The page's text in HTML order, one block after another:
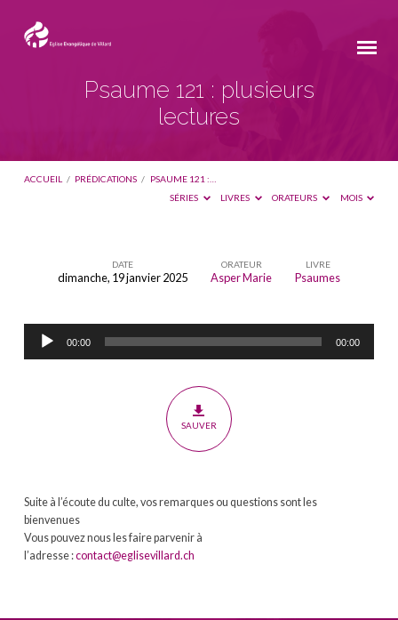
Psaume 121: plusieurs
lectures
ACCUEIL / PRÉDICATIONS / PSAUME 121 :…
SÉRIES
LIVRES ORATEURS MOIS
plusieurs
DATE
dimanche, 19 janvier 2025
ORATEUR
Asper Marie
LIVRE
Psaumes
Lecteur
audio
00:00 00:00
SAUVER
Suite à l’écoute du culte, vos remarques ou questions sont les
bienvenues
Vous pouvez nous les faire parvenir à
l’adresse :contact@eglisevillard.ch